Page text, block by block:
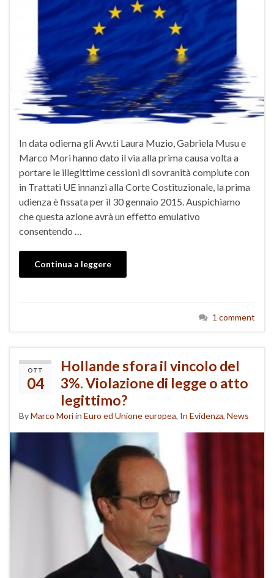
In data odierna gli Avv.ti Laura Muzio, Gabriela Musu e
Marco Mori hanno dato il via alla prima causa volta a
portare le illegittime cessioni di sovranità compiute con
in Trattati UE innanzi alla Corte Costituzionale, la prima
udienza è fissata per il 30 gennaio 2015. Auspichiamo
che questa azione avrà un effetto emulativo
consentendo …
Continua a leggere
1 comment
OTT
04
Hollande sfora il vincolo del
3%. Violazione di legge o atto
legittimo?
ByMarco Moriin Euro ed Unione europea, In Evidenza, News